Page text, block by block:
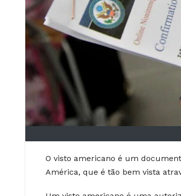
O visto americano é um
América, que é tão bem vista